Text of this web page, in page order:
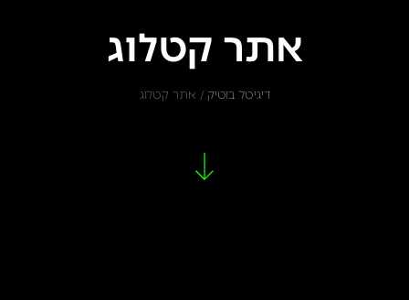
אתר קטלוג
דיגיטל בוטיק/ אתר קטלוג